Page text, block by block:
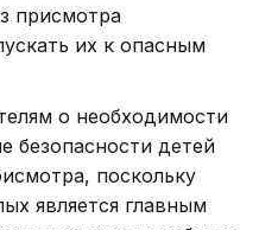
присмотра
их к опасным
о необходимости
безопасности детей
поскольку
является главным